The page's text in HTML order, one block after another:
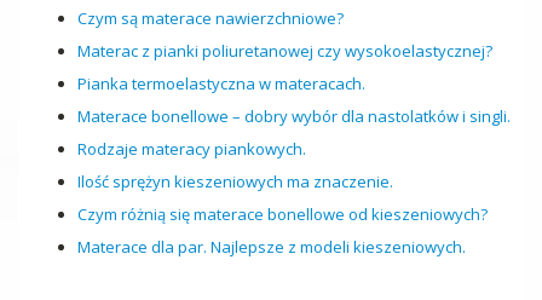
Czym są materace nawierzchniowe?
Materac z pianki poliuretanowej czy wysokoelastycznej?
Pianka termoelastyczna w materacach.
Materace bonellowe – dobry wybór dla nastolatków i singli.
Rodzaje materacy piankowych.
Ilość sprężyn kieszeniowych ma znaczenie.
Czym różnią się materace bonellowe od kieszeniowych?
Materace dla par. Najlepsze z modeli kieszeniowych.